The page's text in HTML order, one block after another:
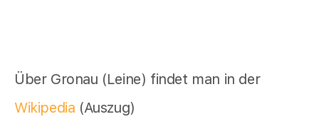
Über Gronau (Leine) findet man in der
Wikipedia (Auszug)